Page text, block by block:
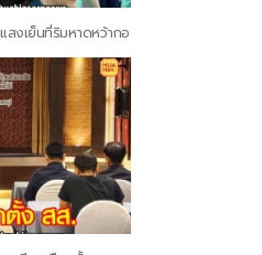
งเย็นที่ริมหาดหว้ากอ